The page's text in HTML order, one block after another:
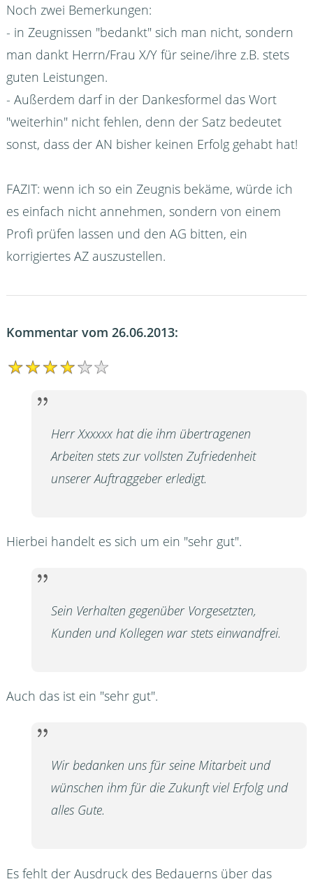
Noch zwei Bemerkungen:
- in Zeugnissen "bedankt" sich man nicht, sondern
man dankt Herrn/Frau X/Y für seine/ihre z.B. stets
guten Leistungen.
- Außerdem darf in der Dankesformel das Wort
"weiterhin" nicht fehlen, denn der Satz bedeutet
sonst, dass der AN bisher keinen Erfolg gehabt hat!
FAZIT: wenn ich so ein Zeugnis bekäme, würde ich
es einfach nicht annehmen, sondern von einem
Profi prüfen lassen und den AG bitten, ein
korrigiertes AZ auszustellen.
Kommentar vom 26.06.2013:
Herr Xxxxxx hat die ihm übertragenen
Arbeiten stets zur vollsten Zufriedenheit
unserer Auftraggeber erledigt.
Hierbei handelt es sich um ein "sehr gut".
Sein Verhalten gegenüber Vorgesetzten,
Kunden und Kollegen war stets einwandfrei.
Auch das ist ein "sehr gut".
Wir bedanken uns für seine Mitarbeit und
wünschen ihm für die Zukunft viel Erfolg und
alles Gute.
Es fehlt der Ausdruck des Bedauerns über das